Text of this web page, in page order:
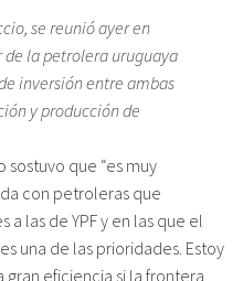
se reunió ayer en
de la petrolera uruguaya
inversión entre ambas
y producción de
que “es muy
con petroleras que
las de YPF y en las que el
una de las prioridades. Estoy
eficiencia si la frontera